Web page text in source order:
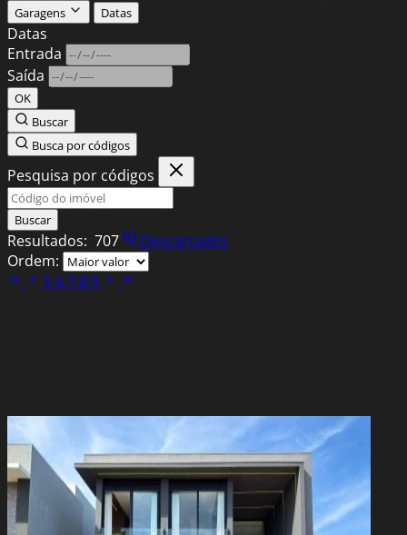
Garagens
Datas
Entrada
Saída
OK
Buscar
Busca por códigos
Pesquisa por códigos
Buscar
Resultados: 707
Descartados
Ordem:
5 6789